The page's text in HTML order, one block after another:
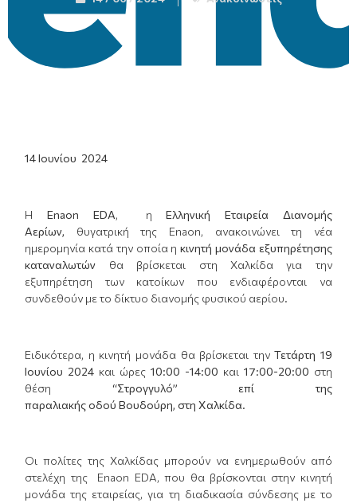
14 Ιουνίου 2024
Η Enaon EDA, ηΕλληνική Εταιρεία Διανομής
Αερίων, θυγατρική της Enaon, ανακοινώνει τη νέα
ημερομηνία κατά την οποία ηκινητή μονάδα εξυπηρέτησης
καταναλωτών θα βρίσκεται στη Χαλκίδα για την
εξυπηρέτηση των κατοίκων που ενδιαφέρονται να
συνδεθούν με το δίκτυο διανομής φυσικού αερίου.
Ειδικότερα, η κινητή μονάδα θα βρίσκεται τηνΤετάρτη 19
Ιουνίου 2024 και ώρες10:00 -14:00 και 17:00-20:00 στη
θέση “Στρογγυλό” επί της
παραλιακήςοδούΒουδούρη,στηΧαλκίδα.
Οι πολίτες της Χαλκίδας μπορούν να ενημερωθούν από
στελέχη της Enaon EDA, που θα βρίσκονται στην κινητή
μονάδα της εταιρείας, για τη διαδικασία σύνδεσης με το